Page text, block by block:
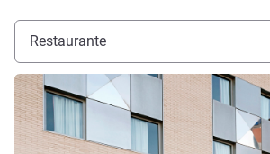
Restaurante
Ver detalhes